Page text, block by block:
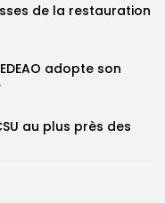
de la restauration
adopte son
au plus près des